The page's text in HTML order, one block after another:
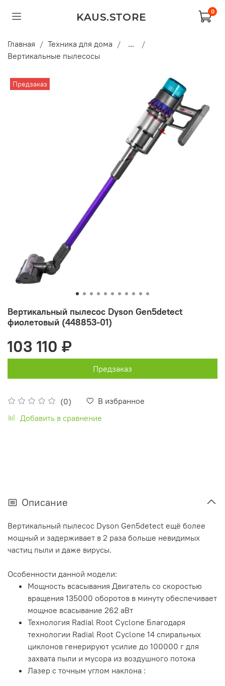
KAUS.STORE 0
Главная Техника для дома
...
Вертикальные пылесосы
Предзаказ
Вертикальный пылесос Dyson Gen5detect
фиолетовый (448853-01)
(0)
В избранное
Добавить в сравнение
103 110 ₽
Предзаказ
Описание
Вертикальный пылесос Dyson Gen5detect ещё более
мощный и задерживает в 2 раза больше невидимых
частиц пыли и даже вирусы.
Особенности данной модели:
Мощность всасывания Двигатель со скоростью
вращения 135000 оборотов в минуту обеспечивает
мощное всасывание 262 аВт
Технология Radial Root Cyclone Благодаря
технологии Radial Root Cyclone 14 спиральных
циклонов генерируют усилие до 100000 г для
захвата пыли и мусора из воздушного потока
Лазер с точным углом наклона :